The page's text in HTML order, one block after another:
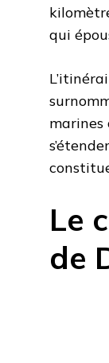
qui
marines
Le
de